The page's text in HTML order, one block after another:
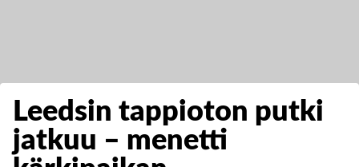
Leedsin tappioton putki
jatkuu – menetti